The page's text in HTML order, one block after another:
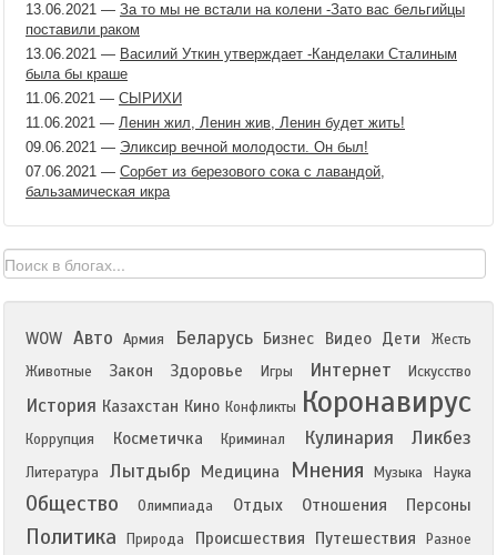
13.06.2021 — За то мы не встали на колени -Зато вас бельгийцы
поставили раком
13.06.2021 — Василий Уткин утверждает -Канделаки Сталиным
была бы краше
11.06.2021 — СЫРИХИ
11.06.2021 — Ленин жил, Ленин жив, Ленин будет жить!
09.06.2021 — Эликсир вечной молодости. Он был!
07.06.2021 — Сорбет из березового сока с лавандой,
бальзамическая икра
WOW Авто Армия Беларусь Бизнес Видео Дети
Жесть
Животные
Закон Здоровье Игры Интернет Искусство
История Казахстан Кино Конфликты Коронавирус
Коррупция Косметичка Криминал Кулинария Ликбез
Литература Лытдыбр Медицина Мнения Музыка Наука
Общество Олимпиада Отдых Отношения Персоны
Политика Природа Происшествия Путешествия Разное